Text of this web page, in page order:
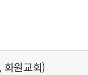
원교회)